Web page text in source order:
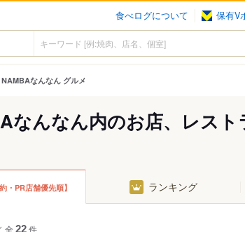
食べログについて 保有V
NAMBAなんなん グルメ
なんなん内のお店、レスト
約・PR店舗優先順】 ランキング
全 22件